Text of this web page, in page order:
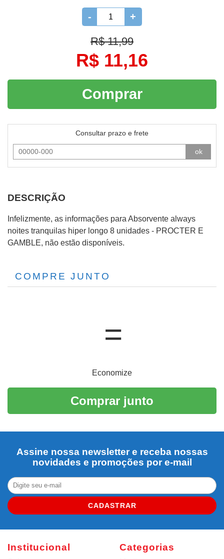
- +
R$ 11,99
R$ 11,16
Comprar
Consultar prazo e frete
ok
DESCRIÇÃO
Infelizmente, as informações para Absorvente always
noites tranquilas hiper longo 8 unidades - PROCTER E
GAMBLE, não estão disponíveis.
COMPRE JUNTO
Economize
Comprar junto
Assine nossa newsletter e receba nossas
novidades e promoções por e-mail
CADASTRAR
Institucional Categorias